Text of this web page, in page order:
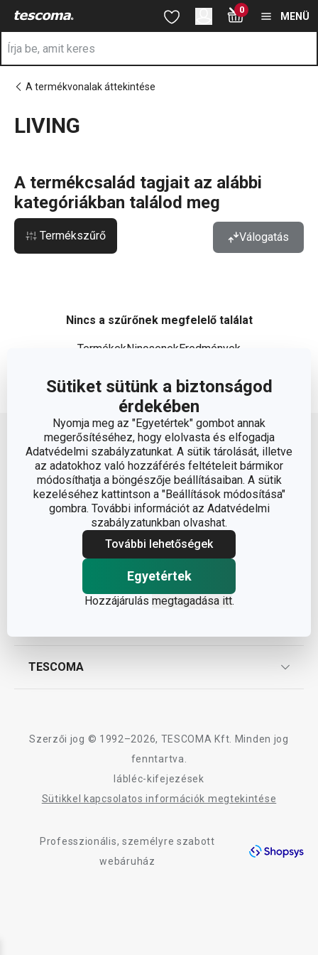
Sütiket sütünk a biztonságod
érdekében
Nyomja meg az "Egyetértek" gombot annak
megerősítéséhez, hogy elolvasta és elfogadja
Adatvédelmi szabályzatunkat. A sütik tárolását, illetve
az adatokhoz való hozzáférés feltételeit bármikor
módosíthatja a böngészője beállításaiban. A sütik
kezeléséhez kattintson a "Beállítások módosítása"
gombra. További információt az Adatvédelmi
szabályzatunkban olvashat.
További lehetőségek
Egyetértek
Hozzájárulás megtagadása itt.
Ugrás a fő tartalomhoz
Ugrás a kereséshez
Ugrás a navigációhoz 0
MENÜ
A termékvonalak áttekintése
LIVING
A termékcsalád tagjait az alábbi
kategóriákban találod meg
Termékszűrő Válogatás
Nincs a szűrőnek megfelelő találat
TermékekNincsenekEredmények
Lépj feljebb
Vásárléknak
Tescoma klub
Reklamáció és termékvisszaküldés
TESCOMA
Adatkezelési Tájékoztató
Szerzői jog © 1992–2026, TESCOMA Kft. Minden jog
fenntartva.
lábléc-kifejezések
Sütikkel kapcsolatos információk megtekintése
Professzionális, személyre szabott
webáruház